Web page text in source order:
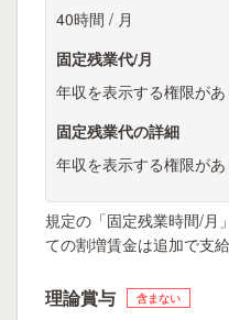
40時間 / 月
固定残業代/月
年収を表示する権限が
固定残業代の詳細
年収を表示する権限が
規定の「固定残業時間/月
ての割増賃金は追加で支給
理論賞与 含まない